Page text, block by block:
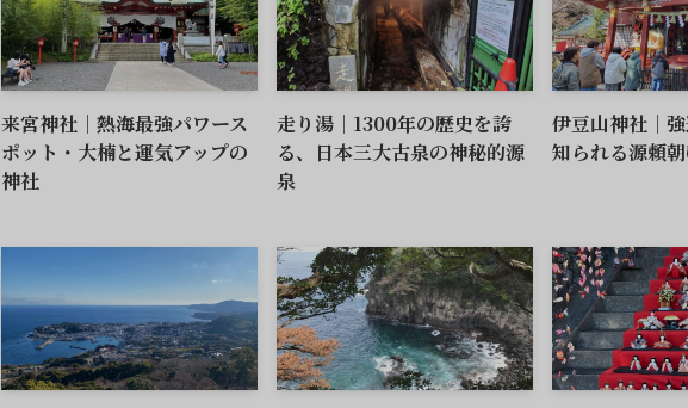
来宮神社｜熱海最強パワース
ポット・大楠と運気アップの
神社
走り湯｜1300年の歴史を誇
る、日本三大古泉の神秘的源
泉
伊豆山神社｜
知られる源頼